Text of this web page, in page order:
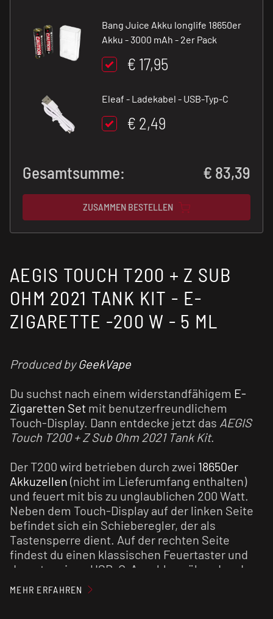
Bang Juice Akku longlife 18650er
Akku - 3000 mAh - 2er Pack
€ 17,95
Eleaf - Ladekabel - USB-Typ-C
€ 2,49
Gesamtsumme: € 83,39
ZUSAMMEN BESTELLEN
AEGIS TOUCH T200 + Z SUB
OHM 2021 TANK KIT - E-
ZIGARETTE -200 W - 5 ML
Produced byGeekVape
Du suchst nach einem widerstandfähigem E-
Zigaretten Set mit benutzerfreundlichem
Touch-Display. Dann entdecke jetzt das AEGIS
Touch T200 + Z Sub Ohm 2021 Tank Kit.
Der T200 wird betrieben durch zwei 18650er
Akkuzellen (nicht im Lieferumfang enthalten)
und feuert mit bis zu unglaublichen 200 Watt.
Neben dem Touch-Display auf der linken Seite
befindet sich ein Schieberegler, der als
Tastensperre dient. Auf der rechten Seite
findest du einen klassischen Feuertaster und
darunter einen USB-C-Anschluss über den du
die Akkuzellen aufladen kannst. Wir empfehlen
dir allerdings nach Möglichkeit immer ein
MEHR ERFAHREN